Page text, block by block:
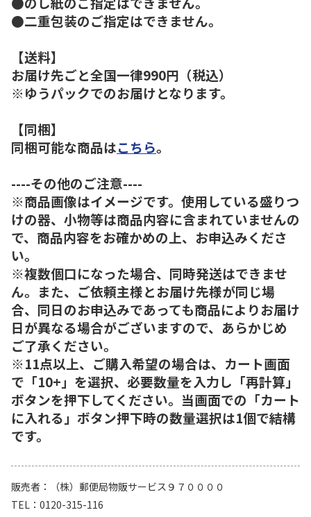
●二重包装のご指定はできません。
【送料】
お届け先ごと全国一律990円（税込）
※ゆうパックでのお届けとなります。
【同梱】
同梱可能な商品はこちら。
----その他のご注意----
※商品画像はイメージです。使用している盛りつ
けの器、小物等は商品内容に含まれていませんの
で、商品内容をお確かめの上、お申込みくださ
い。
※複数個口になった場合、同時発送はできませ
ん。また、ご依頼主様とお届け先様が同じ場
合、同日のお申込みであっても商品によりお届け
日が異なる場合がございますので、あらかじめ
ご了承ください。
※11点以上、ご購入希望の場合は、カート画面
で「10+」を選択、必要数量を入力し「再計算」
ボタンを押下してください。当画面での「カート
に入れる」ボタン押下時の数量選択は1個で結構
です。
販売者
（株）郵便局物販サービス９７００００
TEL
0120-315-116